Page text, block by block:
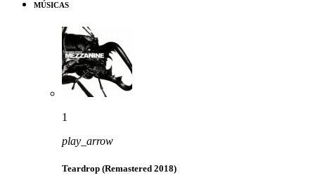
MÚSICAS
1
play_arrow
Teardrop (Remastered 2018)